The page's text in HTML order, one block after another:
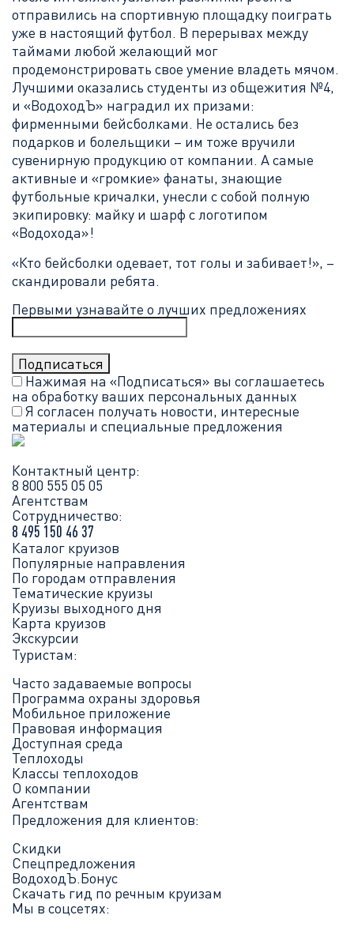
отправились на спортивную площадку поиграть
уже в настоящий футбол. В перерывах между
таймами любой желающий мог
продемонстрировать свое умение владеть мячом.
Лучшими оказались студенты из общежития №4,
и «ВодоходЪ» наградил их призами:
фирменными бейсболками. Не остались без
подарков и болельщики – им тоже вручили
сувенирную продукцию от компании. А самые
активные и «громкие» фанаты, знающие
футбольные кричалки, унесли с собой полную
экипировку: майку и шарф с логотипом
«Водохода»!
«Кто бейсболки одевает, тот голы и забивает!», –
скандировали ребята.
Первыми узнавайте о лучших предложениях
Нажимая на «Подписаться» вы соглашаетесь
на обработку ваших персональных данных
Я согласен получать новости, интересные
материалы и специальные предложения
Контактный центр:
8 800 555 05 05
Агентствам
Сотрудничество:
8 495 150 46 37
Каталог круизов
Популярные направления
По городам отправления
Тематические круизы
Круизы выходного дня
Карта круизов
Экскурсии
Туристам:
Часто задаваемые вопросы
Программа охраны здоровья
Мобильное приложение
Правовая информация
Доступная среда
Теплоходы
Классы теплоходов
О компании
Агентствам
Предложения для клиентов:
Скидки
Спецпредложения
ВодоходЪ.Бонус
Скачать гид по речным круизам
Мы в соцсетях: